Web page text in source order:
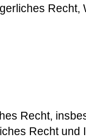
Recht,
Recht